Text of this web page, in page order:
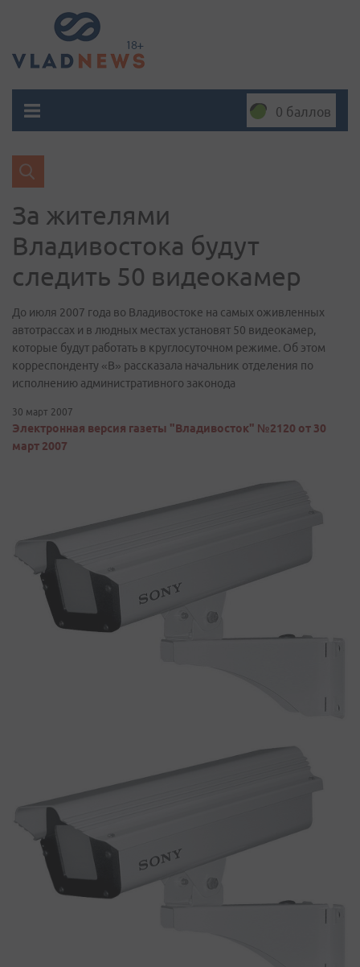
0 баллов
За жителями
Владивостока будут
следить 50 видеокамер
До июля 2007 года во Владивостоке на самых оживленных
автотрассах и в людных местах установят 50 видеокамер,
которые будут работать в круглосуточном режиме. Об этом
корреспонденту «В» рассказала начальник отделения по
исполнению административного законода
30 март 2007
Электронная версия газеты "Владивосток" №2120 от 30
март 2007